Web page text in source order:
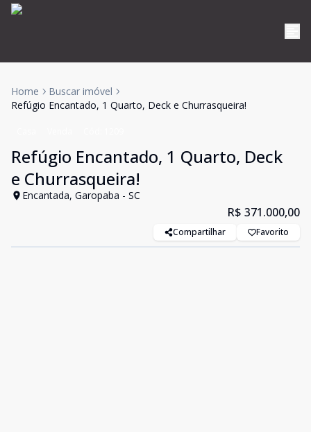
Home
Buscar imóvel
Refúgio Encantado, 1 Quarto, Deck e Churrasqueira!
Refúgio Encantado, 1 Quarto, Deck
e Churrasqueira!
Encantada, Garopaba - SC
R$ 371.000,00
Compartilhar Favorito